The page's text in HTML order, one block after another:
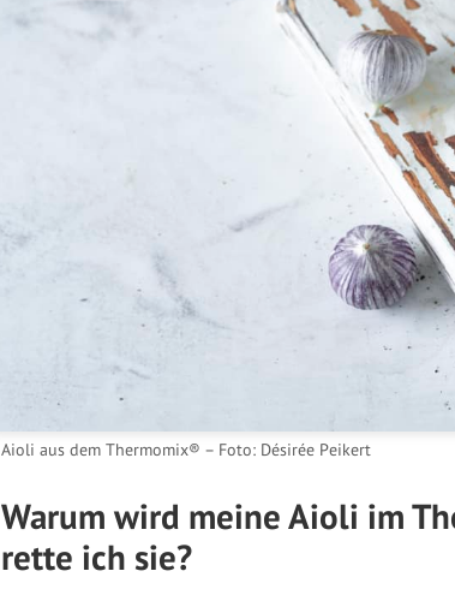
Aioli aus dem Thermomix® – Foto: Désirée Peikert
Warum wird meine Aioli im
rette ich sie?